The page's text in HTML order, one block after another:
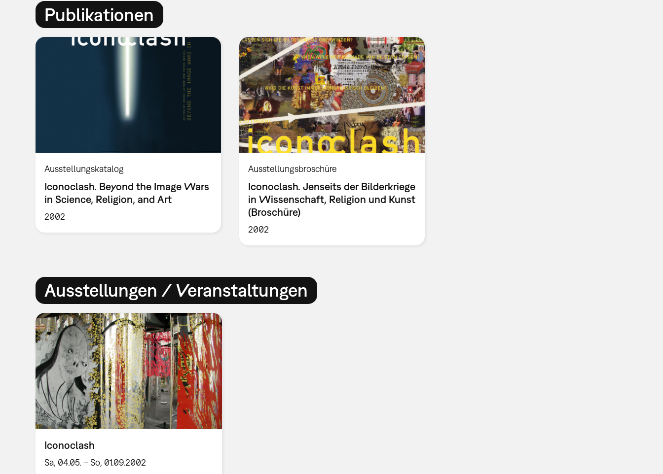
Publikationen
Ausstellungskatalog
Iconoclash. Beyond the Image Wars
in Science, Religion, and Art
2002
Ausstellungsbroschüre
Iconoclash. Jenseits der Bilderkriege
in Wissenschaft, Religion und Kunst
(Broschüre)
2002
Ausstellungen / Veranstaltungen
Iconoclash
Sa, 04.05. – So, 01.09.2002